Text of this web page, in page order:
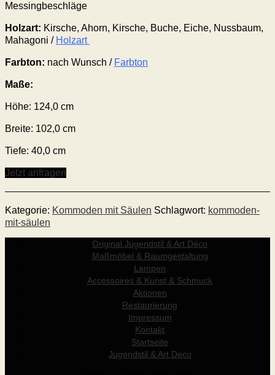
Messingbeschläge
Holzart: Kirsche, Ahorn, Kirsche, Buche, Eiche, Nussbaum,
Mahagoni / Holzart
Farbton: nach Wunsch / Farbton
Maße:
Höhe: 124,0 cm
Breite: 102,0 cm
Tiefe: 40,0 cm
Jetzt anfragen
Kategorie: Kommoden mit Säulen Schlagwort: kommoden-
mit-säulen
Original Jugendstil & Art Déco
Maßmöbel & Raumgestaltung
Lampen
Accessoires & Kunst & Schmuck
Aktionen
Restaurierung
Impressum
Kontakt
Startseite
Jugendstil & Art Deco